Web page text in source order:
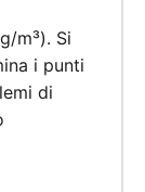
m³). Si
i punti
di